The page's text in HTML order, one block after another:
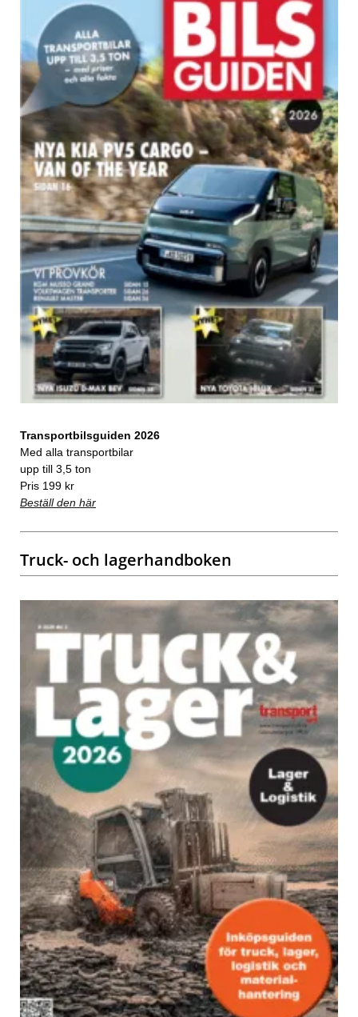
Transportbilsguiden 2026
Med alla transportbilar
upp till 3,5 ton
Pris 199 kr
Beställ den här
Truck- och lagerhandboken